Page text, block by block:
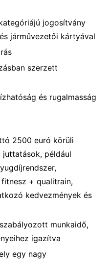
jogosítvány
járművezetői kártyával
szerzett
és rugalmasság
2500 euró körüli
például
+ qualitrain,
kedvezmények és
munkaidő,
igazítva
egy nagy